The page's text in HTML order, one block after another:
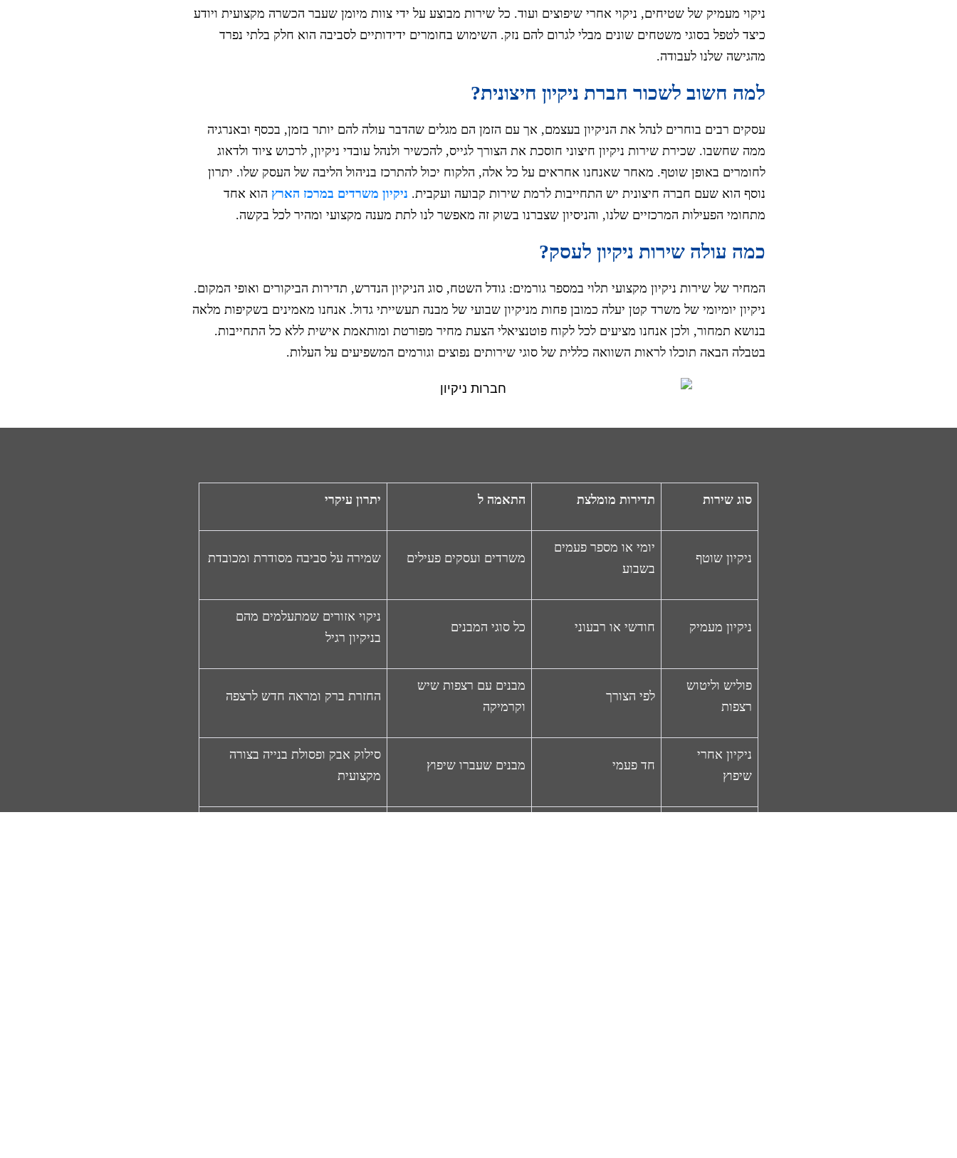
ניקוי מעמיק של שטיחים, ניקוי אחרי שיפוצים ועוד. כל שירות מבוצע על ידי צוות מיומן שעבר הכשרה מקצועית ויודע
כיצד לטפל בסוגי משטחים שונים מבלי לגרום להם נזק. השימוש בחומרים ידידותיים לסביבה הוא חלק בלתי נפרד
מהגישה שלנו לעבודה.
למה חשוב לשכור חברת ניקיון חיצונית?
עסקים רבים בוחרים לנהל את הניקיון בעצמם, אך עם הזמן הם מגלים שהדבר עולה להם יותר בזמן, בכסף ובאנרגיה
ממה שחשבו. שכירת שירות ניקיון חיצוני חוסכת את הצורך לגייס, להכשיר ולנהל עובדי ניקיון, לרכוש ציוד ולדאוג
לחומרים באופן שוטף. מאחר שאנחנו אחראים על כל אלה, הלקוח יכול להתרכז בניהול הליבה של העסק שלו. יתרון
נוסף הוא שעם חברה חיצונית יש התחייבות לרמת שירות קבועה ועקבית. ניקיון משרדים במרכז הארץ הוא אחד
מתחומי הפעילות המרכזיים שלנו, והניסיון שצברנו בשוק זה מאפשר לנו לתת מענה מקצועי ומהיר לכל בקשה.
כמה עולה שירות ניקיון לעסק?
המחיר של שירות ניקיון מקצועי תלוי במספר גורמים: גודל השטח, סוג הניקיון הנדרש, תדירות הביקורים ואופי המקום.
ניקיון יומיומי של משרד קטן יעלה כמובן פחות מניקיון שבועי של מבנה תעשייתי גדול. אנחנו מאמינים בשקיפות מלאה
בנושא תמחור, ולכן אנחנו מציעים לכל לקוח פוטנציאלי הצעת מחיר מפורטת ומותאמת אישית ללא כל התחייבות.
בטבלה הבאה תוכלו לראות השוואה כללית של סוגי שירותים נפוצים וגורמים המשפיעים על העלות.
סוג שירות תדירות מומלצת התאמה ל יתרון עיקרי
ניקיון שוטף
יומי או מספר פעמים
בשבוע
משרדים ועסקים פעילים שמירה על סביבה מסודרת ומכובדת
ניקיון מעמיק חודשי או רבעוני כל סוגי המבנים
ניקוי אזורים שמתעלמים מהם
בניקיון רגיל
פוליש וליטוש
רצפות
לפי הצורך
מבנים עם רצפות שיש
וקרמיקה
החזרת ברק ומראה חדש לרצפה
ניקיון אחרי
שיפוץ
חד פעמי מבנים שעברו שיפוץ
סילוק אבק ופסולת בנייה בצורה
מקצועית